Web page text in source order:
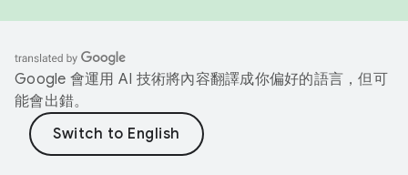
Google 會運用 AI 技術將內容翻譯成你偏好的語言，但可
能會出錯。